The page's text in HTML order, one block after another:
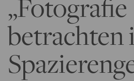
betrachten